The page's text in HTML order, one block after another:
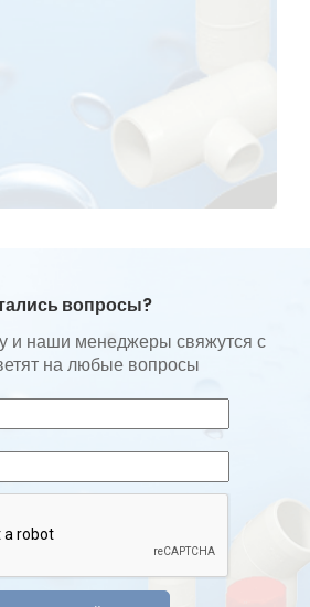
вопросы?
и наши менеджеры свяжутся с
на любые вопросы